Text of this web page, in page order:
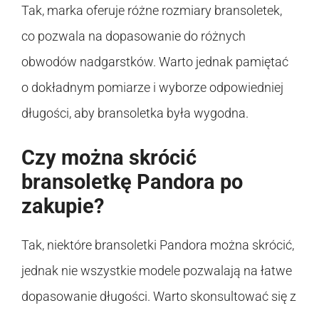
Tak, marka oferuje różne rozmiary bransoletek,
co pozwala na dopasowanie do różnych
obwodów nadgarstków. Warto jednak pamiętać
o dokładnym pomiarze i wyborze odpowiedniej
długości, aby bransoletka była wygodna.
Czy można skrócić
bransoletkę Pandora po
zakupie?
Tak, niektóre bransoletki Pandora można skrócić,
jednak nie wszystkie modele pozwalają na łatwe
dopasowanie długości. Warto skonsultować się z